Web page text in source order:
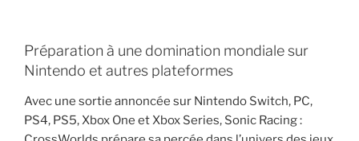
Préparation à une domination mondiale sur
Nintendo et autres plateformes
Avec une sortie annoncée sur Nintendo Switch, PC,
PS4, PS5, Xbox One et Xbox Series, Sonic Racing :